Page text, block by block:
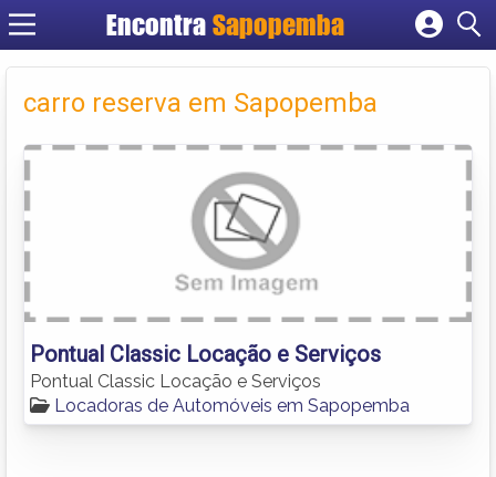
Encontra Sapopemba
Cadastrar empresa
Criar conta
carro reserva em Sapopemba
Pontual Classic Locação e Serviços
Pontual Classic Locação e Serviços
Locadoras de Automóveis em Sapopemba